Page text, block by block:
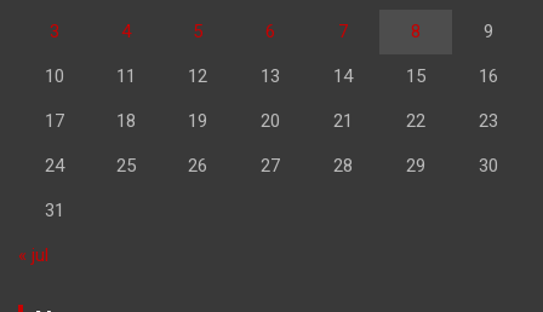
3 4 5 6 7 8 9
10 11 12 13 14 15 16
17 18 19 20 21 22 23
24 25 26 27 28 29 30
31
« jul